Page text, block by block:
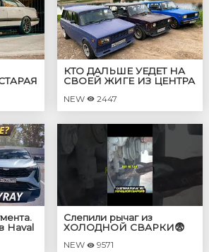
КТО ДАЛЬШЕ УЕДЕТ НА
СВОЕЙ ЖИГЕ ИЗ ЦЕНТРА
ФИНАЛ "БИЧ БАТТЛА"
NEW 2447
Haval
Слепили рычаг из
ХОЛОДНОЙ СВАРКИ😨
NEW 9571